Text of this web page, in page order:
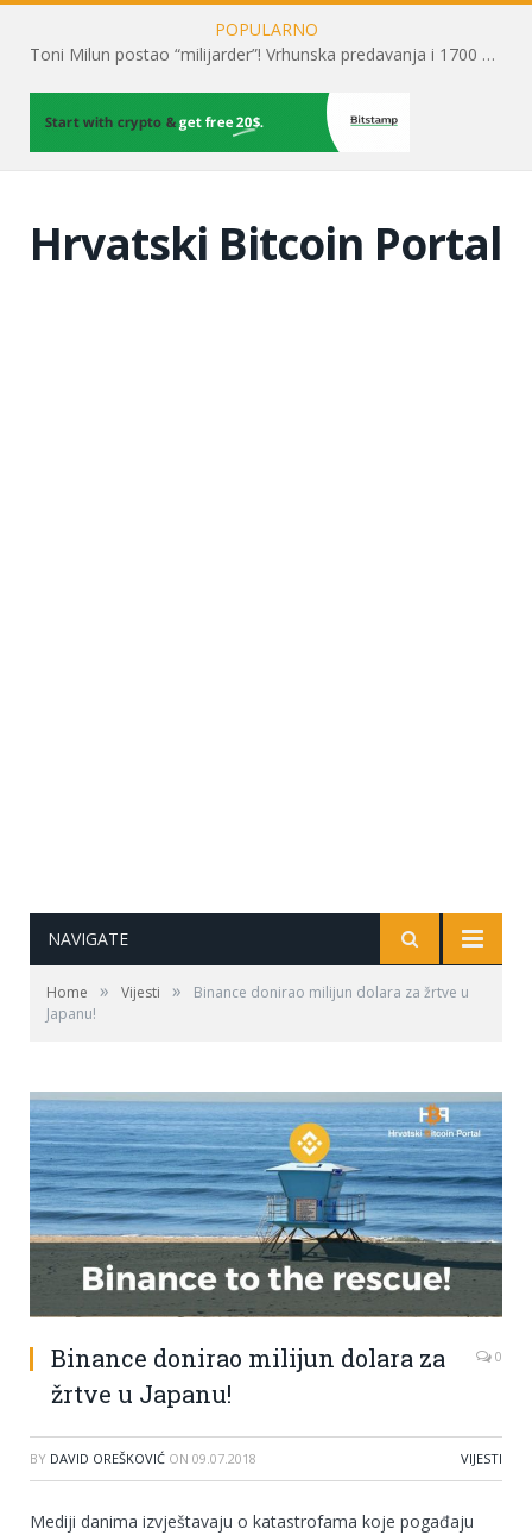
POPULARNO
Toni Milun postao “milijarder”! Vrhunska predavanja i 1700 posjetitelja obilježili su mjesec financijske pismenosti
Hrvatski Bitcoin Portal
NAVIGATE
Home » Vijesti »
Binance donirao milijun dolara za žrtve u
Japanu!
Binance donirao milijun dolara za
žrtve u Japanu!
0
BY DAVID OREŠKOVIĆ ON 09.07.2018 VIJESTI
Mediji danima izvještavaju o katastrofama koje pogađaju